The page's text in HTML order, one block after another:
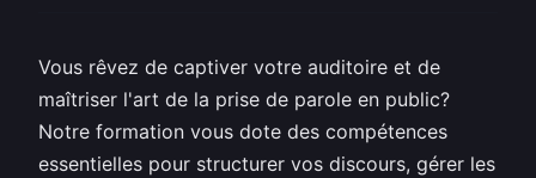
Vous rêvez de captiver votre auditoire et de
maîtriser l'art de la prise de parole en public?
Notre formation vous dote des compétences
essentielles pour structurer vos discours, gérer les